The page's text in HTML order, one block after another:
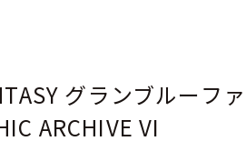
グランブルーファ
ARCHIVE VI